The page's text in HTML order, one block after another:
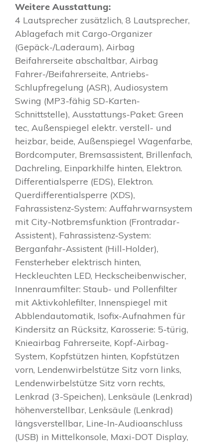
Weitere Ausstattung:
4 Lautsprecher zusätzlich, 8 Lautsprecher,
Ablagefach mit Cargo-Organizer
(Gepäck-/Laderaum), Airbag
Beifahrerseite abschaltbar, Airbag
Fahrer-/Beifahrerseite, Antriebs-
Schlupfregelung (ASR), Audiosystem
Swing (MP3-fähig SD-Karten-
Schnittstelle), Ausstattungs-Paket: Green
tec, Außenspiegel elektr. verstell- und
heizbar, beide, Außenspiegel Wagenfarbe,
Bordcomputer, Bremsassistent, Brillenfach,
Dachreling, Einparkhilfe hinten, Elektron.
Differentialsperre (EDS), Elektron.
Querdifferentialsperre (XDS),
Fahrassistenz-System: Auffahrwarnsystem
mit City-Notbremsfunktion (Frontradar-
Assistent), Fahrassistenz-System:
Berganfahr-Assistent (Hill-Holder),
Fensterheber elektrisch hinten,
Heckleuchten LED, Heckscheibenwischer,
Innenraumfilter: Staub- und Pollenfilter
mit Aktivkohlefilter, Innenspiegel mit
Abblendautomatik, Isofix-Aufnahmen für
Kindersitz an Rücksitz, Karosserie: 5-türig,
Knieairbag Fahrerseite, Kopf-Airbag-
System, Kopfstützen hinten, Kopfstützen
vorn, Lendenwirbelstütze Sitz vorn links,
Lendenwirbelstütze Sitz vorn rechts,
Lenkrad (3-Speichen), Lenksäule (Lenkrad)
höhenverstellbar, Lenksäule (Lenkrad)
längsverstellbar, Line-In-Audioanschluss
(USB) in Mittelkonsole, Maxi-DOT Display,